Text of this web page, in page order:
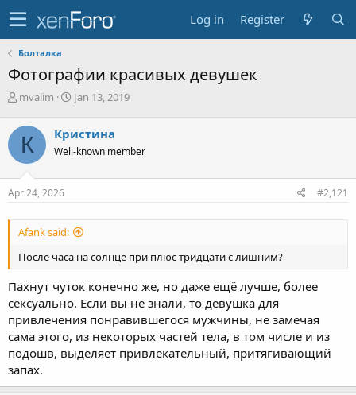
Log in Register
Болталка
Фотографии красивых девушек
T
r
e
a
d
s
t
t
e
mvalim
S
r
t
a
Jan 13, 2019
К Кристина
Well-known member
Apr 24, 2026 #2,121
Afank said:
После часа на солнце при плюс тридцати с лишним?
Пахнут чуток конечно же, но даже ещё лучше, более
сексуально. Если вы не знали, то девушка для
привлечения понравившегося мужчины, не замечая
сама этого, из некоторых частей тела, в том числе и из
подошв, выделяет привлекательный, притягивающий
запах.